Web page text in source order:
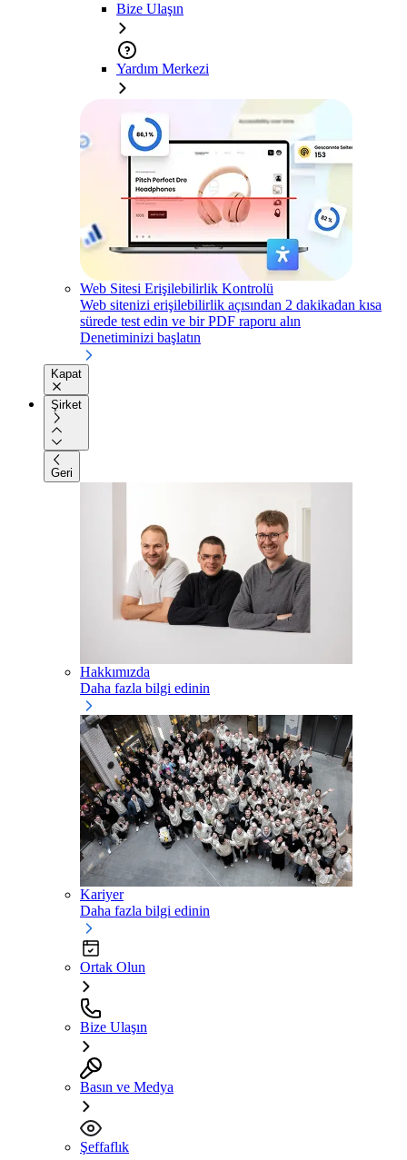
Bize Ulaşın
Yardım Merkezi
Web Sitesi Erişilebilirlik Kontrolü
Web sitenizi erişilebilirlik açısından 2 dakikadan kısa
sürede test edin ve bir PDF raporu alın
Denetiminizi başlatın
Kapat
Şirket
Geri
Hakkımızda
Daha fazla bilgi edinin
Kariyer
Daha fazla bilgi edinin
Ortak Olun
Bize Ulaşın
Basın ve Medya
Şeffaflık